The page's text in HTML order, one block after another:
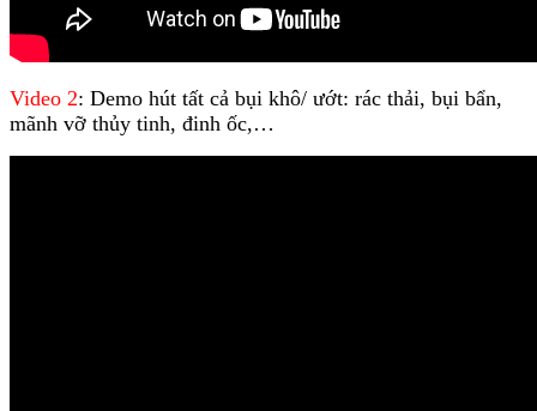
Video 2: Demo hút tất cả bụi khô/ ướt: rác thải, bụi bẩn,
mãnh vỡ thủy tinh, đinh ốc,…